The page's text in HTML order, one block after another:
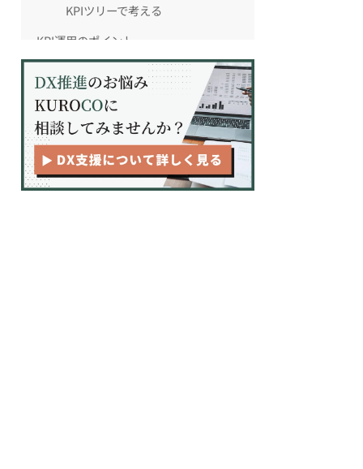
KPIツリーで考える
KPI運用のポイント
KPIを施策に落とし込む
注力するKPIを”一つ”に選定する